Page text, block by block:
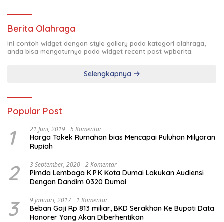
Berita Olahraga
Ini contoh widget dengan style gallery pada kategori olahraga,
anda bisa mengaturnya pada widget recent post wpberita.
Selengkapnya
Popular Post
1 21 Juni, 2019 5 Komentar
Harga Tokek Rumahan bias Mencapai Puluhan Milyaran
Rupiah
2 3 September, 2020 2 Komentar
Pimda Lembaga K.P.K Kota Dumai Lakukan Audiensi
Dengan Dandim 0320 Dumai
3 9 Januari, 2017 1 Komentar
Beban Gaji Rp 813 miliar, BKD Serakhan Ke Bupati Data
Honorer Yang Akan Diberhentikan